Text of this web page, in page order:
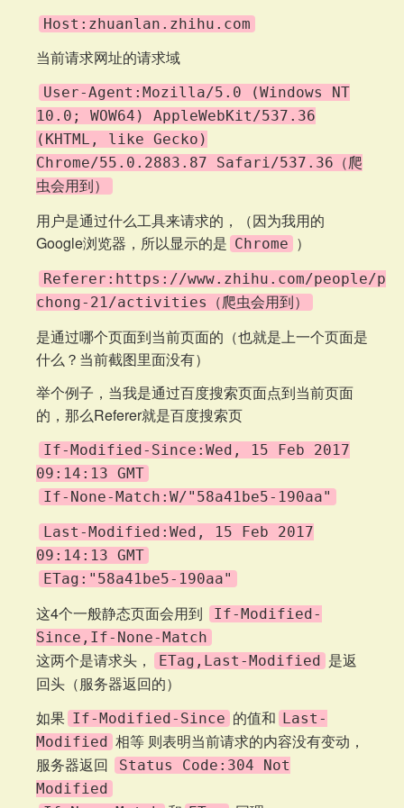
Host:zhuanlan.zhihu.com
当前请求网址的请求域
User-Agent:Mozilla/5.0 (Windows NT
10.0; WOW64) AppleWebKit/537.36
(KHTML, like Gecko)
Chrome/55.0.2883.87 Safari/537.36（爬
虫会用到）
用户是通过什么工具来请求的，（因为我用的
Google浏览器，所以显示的是 Chrome ）
Referer:https://www.zhihu.com/people/pa-
chong-21/activities（爬虫会用到）
是通过哪个页面到当前页面的（也就是上一个页面是
什么？当前截图里面没有）
举个例子，当我是通过百度搜索页面点到当前页面
的，那么Referer就是百度搜索页
If-Modified-Since:Wed, 15 Feb 2017
09:14:13 GMT
If-None-Match:W/"58a41be5-190aa"
Last-Modified:Wed, 15 Feb 2017
09:14:13 GMT
ETag:"58a41be5-190aa"
这4个一般静态页面会用到
If-Modified-
Since,If-None-Match
这两个是请求头， ETag,Last-Modified 是返
回头（服务器返回的）
如果 If-Modified-Since 的值和 Last-
Modified 相等 则表明当前请求的内容没有变动，
服务器返回
Status Code:304 Not
Modified